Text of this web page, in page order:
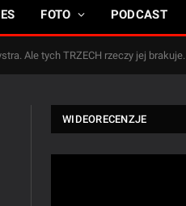
FOTO PODCAST
Ale tych TRZECH rzeczy jej brakuje.
WIDEORECENZJE